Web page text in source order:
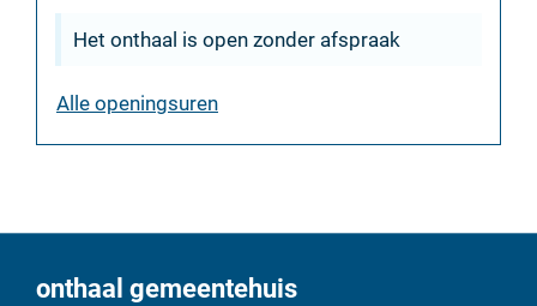
Het onthaal is open zonder afspraak
Alle openingsurendienst
onthaal gemeentehuis